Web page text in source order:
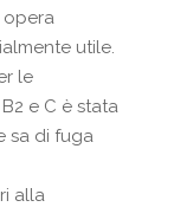
opera
utile.
le
e C è stata
sa di fuga
alla